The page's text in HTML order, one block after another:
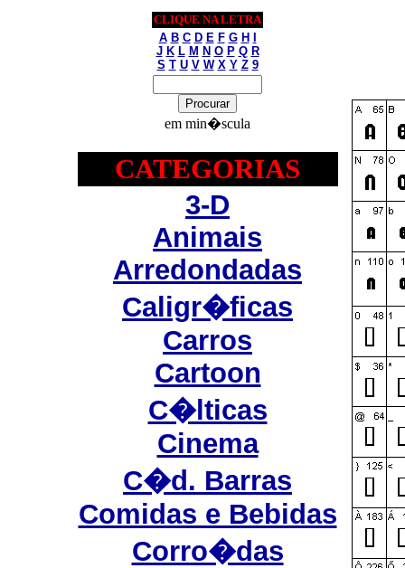
CLIQUE NA LETRA
A B C D E F G H
J K L M N O P Q R
S T U V W X Y Z 9
em min�scula
CATEGORIAS
3-D
Animais
Arredondadas
Caligr�ficas
Carros
Cartoon
C�lticas
Cinema
C�d. Barras
Comidas e Bebidas
Corro�das